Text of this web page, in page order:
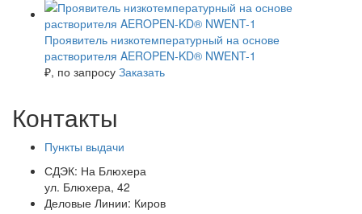
Проявитель низкотемпературный на основе
растворителя AEROPEN-KD® NWENT-1
₽, по запросу Заказать
Контакты
Пункты выдачи
СДЭК: На Блюхера
ул. Блюхера, 42
Деловые Линии: Киров